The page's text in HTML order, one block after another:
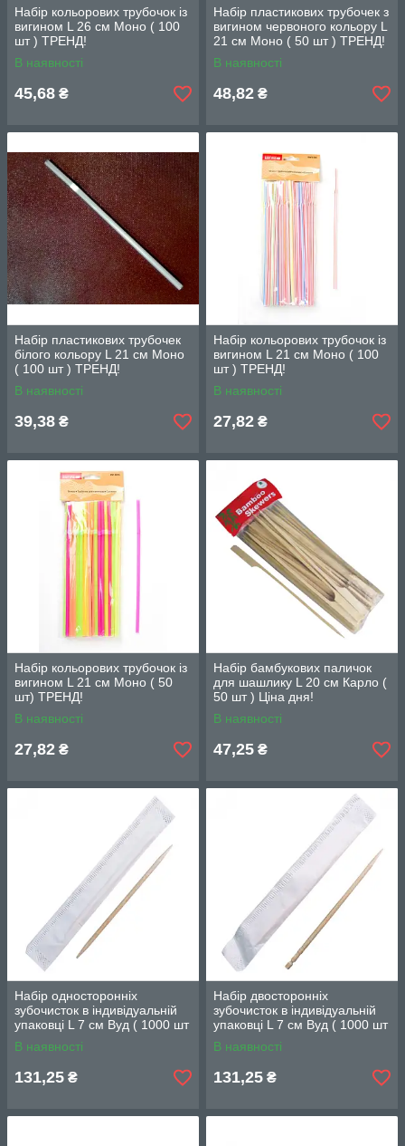
Набір кольорових трубочок із
вигином L 26 cм Моно ( 100
шт ) ТРЕНД!
В наявності
45,68 ₴
Набіp пластикових трубочек з
вигином червоного кольору L
21 см Моно ( 50 шт ) ТРЕНД!
В наявності
48,82 ₴
Набіp пластикових трубочек
білого кольору L 21 см Моно
( 100 шт ) ТРЕНД!
В наявності
39,38 ₴
Набір кольорових трубочок із
вигином L 21 cм Моно ( 100
шт ) ТРЕНД!
В наявності
27,82 ₴
Набір кольорових трубочок із
вигином L 21 cм Моно ( 50
шт) ТРЕНД!
В наявності
27,82 ₴
Набір бамбукових паличок
для шашлику L 20 см Карло (
50 шт ) Ціна дня!
В наявності
47,25 ₴
Набір односторонніх
зубочисток в індивідуальній
упаковці L 7 см Вуд ( 1000 шт
) Ціна дня!
В наявності
131,25 ₴
Набір двосторонніх
зубочисток в індивідуальній
упаковці L 7 см Вуд ( 1000 шт
) Ціна дня!
В наявності
131,25 ₴